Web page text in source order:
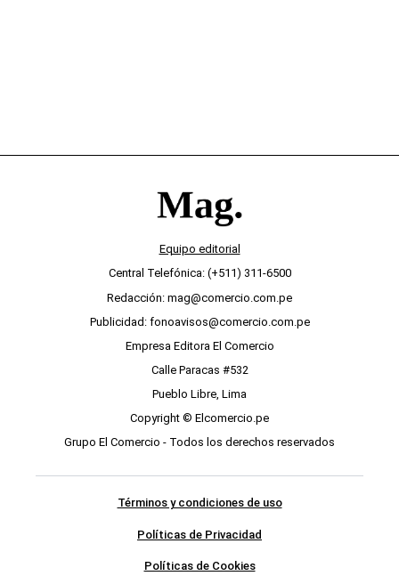
Equipo editorial
Central Telefónica: (+511) 311-6500
Redacción: mag@comercio.com.pe
Publicidad: fonoavisos@comercio.com.pe
Empresa Editora El Comercio
Calle Paracas #532
Pueblo Libre, Lima
Copyright © Elcomercio.pe
Grupo El Comercio - Todos los derechos reservados
Términos y condiciones de uso
Políticas de Privacidad
Políticas de Cookies